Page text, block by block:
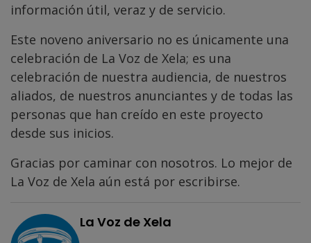
información útil, veraz y de servicio.
Este noveno aniversario no es únicamente una
celebración de La Voz de Xela; es una
celebración de nuestra audiencia, de nuestros
aliados, de nuestros anunciantes y de todas las
personas que han creído en este proyecto
desde sus inicios.
Gracias por caminar con nosotros. Lo mejor de
La Voz de Xela aún está por escribirse.
La Voz de Xela